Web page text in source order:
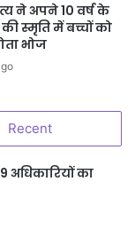
ने अपने 10 वर्ष के
स्मृति में बच्चों को
भोज
Recent
अधिकारियों का